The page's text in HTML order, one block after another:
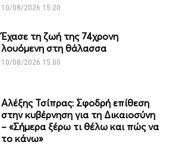
10/08/2026 15:20
Έχασε τη ζωή της 74χρονη
λουόμενη στη θάλασσα
10/08/2026 15:00
Αλέξης Τσίπρας: Σφοδρή επίθεση
στην κυβέρνηση για τη Δικαιοσύνη
– «Σήμερα ξέρω τι θέλω και πώς να
το κάνω»